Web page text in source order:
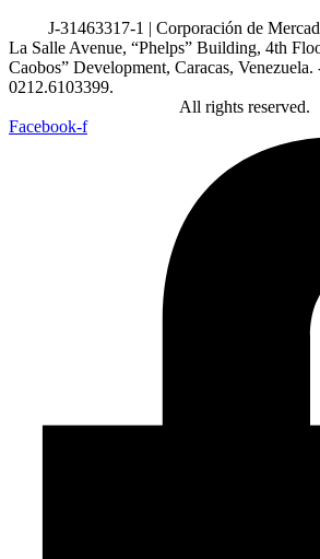
J-31463317-1 | Corporación de
La Salle Avenue, “Phelps” Building, 4th
Caobos” Development, Caracas, Venezuela.
0212.6103399.
All rights reserved.
Facebook-f